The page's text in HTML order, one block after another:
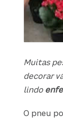
Muitas
decorar
lindo
O pneu